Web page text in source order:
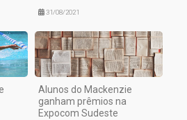
31/08/2021
Alunos do Mackenzie
ganham prêmios na
Expocom Sudeste